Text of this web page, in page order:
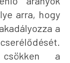
arra, hogy
a
csökken a